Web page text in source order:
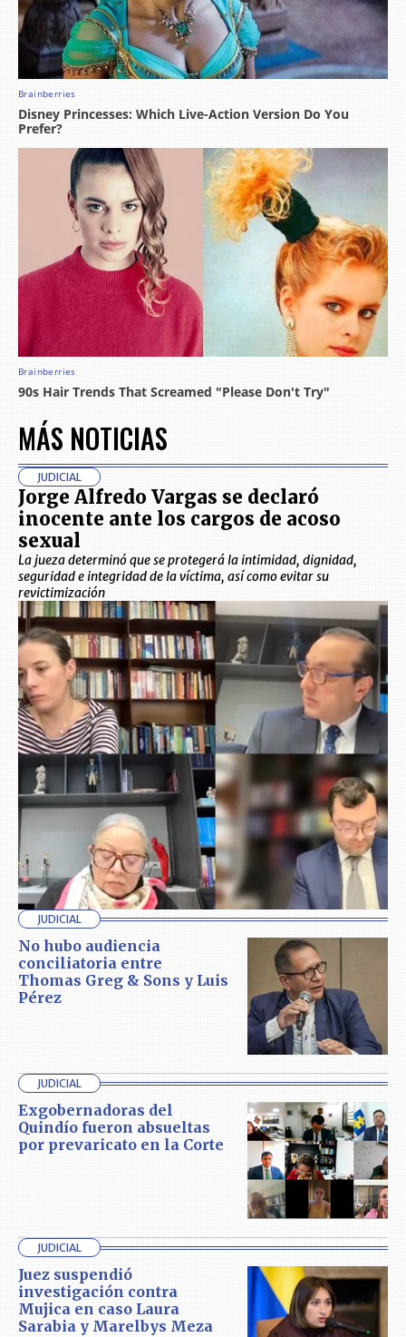
MÁS NOTICIAS
JUDICIAL
Jorge Alfredo Vargas se declaró
inocente ante los cargos de acoso
sexual
La jueza determinó que se protegerá la intimidad, dignidad,
seguridad e integridad de la víctima, así como evitar su
revictimización
JUDICIAL
No hubo audiencia
conciliatoria entre
Thomas Greg & Sons y Luis
Pérez
JUDICIAL
Exgobernadoras del
Quindío fueron absueltas
por prevaricato en la Corte
JUDICIAL
Juez suspendió
investigación contra
Mujica en caso Laura
Sarabia y Marelbys Meza